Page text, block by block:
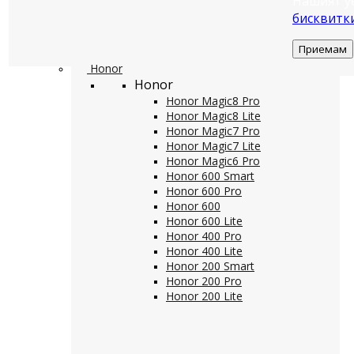
Honor
Honor
Honor Magic8 Pro
Honor Magic8 Lite
Honor Magic7 Pro
Honor Magic7 Lite
Honor Magic6 Pro
Honor 600 Smart
Honor 600 Pro
Honor 600
Honor 600 Lite
Honor 400 Pro
Honor 400 Lite
Honor 200 Smart
Honor 200 Pro
Honor 200 Lite
Приемам